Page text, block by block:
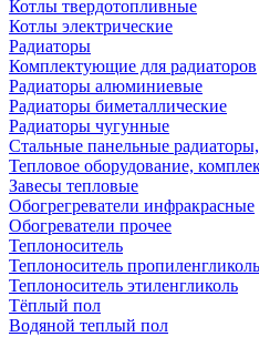
Котлы твердотопливные
Котлы электрические
Радиаторы
Комплектующие для радиаторов
Радиаторы алюминиевые
Радиаторы биметаллические
Радиаторы чугунные
Стальные панельные
Тепловое оборудование,
Завесы тепловые
Обогрегреватели инфракрасные
Обогреватели прочее
Теплоноситель
Теплоноситель пропиленгликоль
Теплоноситель этиленгликоль
Тёплый пол
Водяной теплый пол